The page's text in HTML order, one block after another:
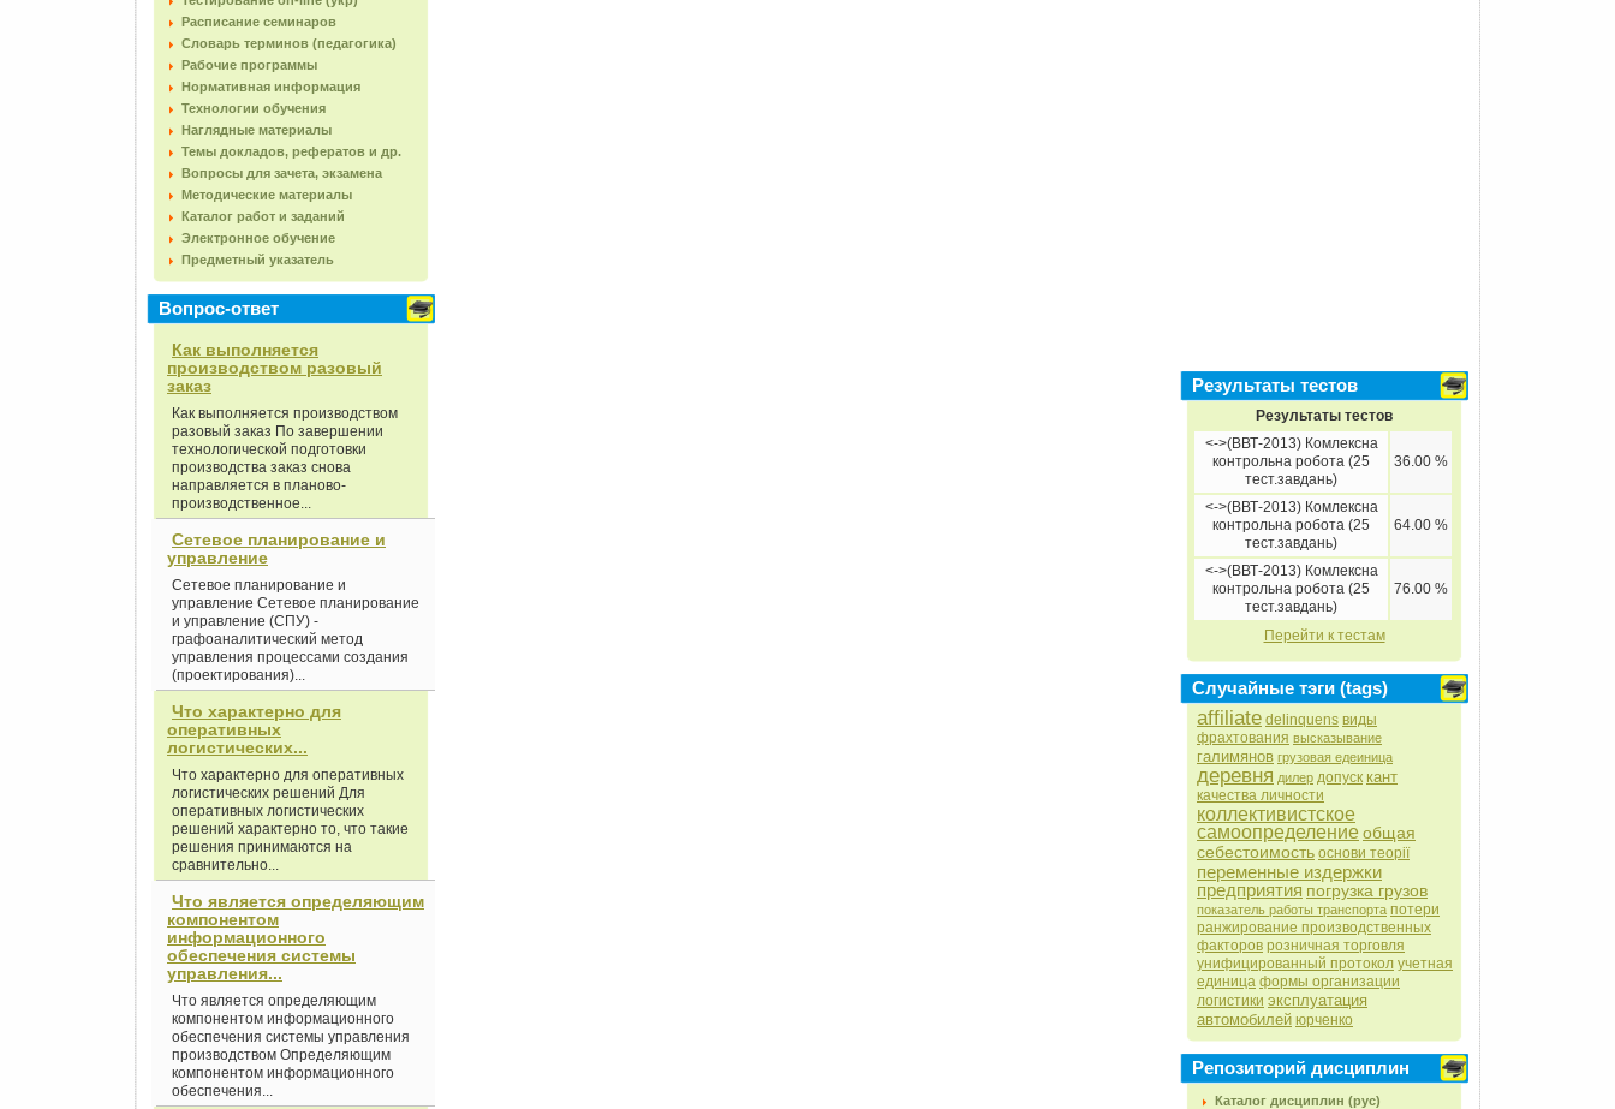
Расписание семинаров
Словарь терминов (педагогика)
Рабочие программы
Нормативная информация
Технологии обучения
Наглядные материалы
Темы докладов, рефератов и др.
Вопросы для зачета, экзамена
Методические материалы
Каталог работ и заданий
Электронное обучение
Предметный указатель
Вопрос-ответ
Как выполняется
производством разовый
заказ
Как выполняется производством
разовый заказ По завершении
технологической подготовки
производства заказ снова
направляется в планово-
производственное...
Сетевое планирование и
управление
Сетевое планирование и
управление Сетевое планирование
и управление (СПУ) -
графоаналитический метод
управления процессами создания
(проектирования)...
Что характерно для
оперативных
логистических...
Что характерно для оперативных
логистических решений Для
оперативных логистических
решений характерно то, что такие
решения принимаются на
сравнительно...
Что является определяющим
компонентом
информационного
обеспечения системы
управления...
Что является определяющим
компонентом информационного
обеспечения системы управления
производством Определяющим
компонентом информационного
обеспечения...
Результаты тестов
Результаты тестов
<->(ВВТ-2013) Комлексна
контрольна робота (25
тест.завдань)
36.00 %
<->(ВВТ-2013) Комлексна
контрольна робота (25
тест.завдань)
64.00 %
<->(ВВТ-2013) Комлексна
контрольна робота (25
тест.завдань)
76.00 %
Перейти к тестам
Случайные тэги (tags)
affiliate delinquens виды
фрахтования высказывание
галимянов грузовая едеиница
деревня дилер допуск кант
качества личности
коллективистское
самоопределениеобщая
себестоимость основи теорії
переменные издержки
предприятия погрузка грузов
показатель работы транспорта потери
ранжирование производственных
факторов розничная торговля
унифицированный протокол учетная
единица формы организации
логистики эксплуатация
автомобилей юрченко
Репозиторий дисциплин
Каталог дисциплин (рус)